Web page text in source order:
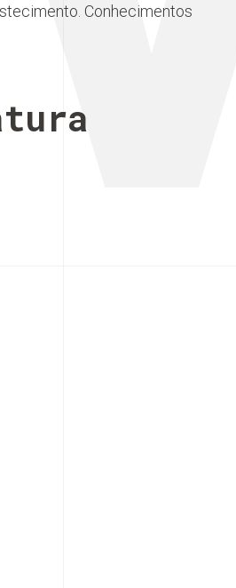
Conhecimentos